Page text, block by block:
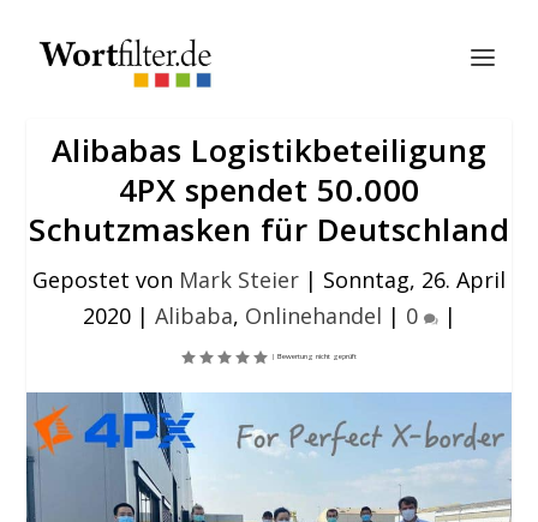
Alibabas Logistikbeteiligung
4PX spendet 50.000
Schutzmasken für Deutschland
Gepostet von Mark Steier | Sonntag, 26. April
2020| Alibaba, Onlinehandel | 0 |